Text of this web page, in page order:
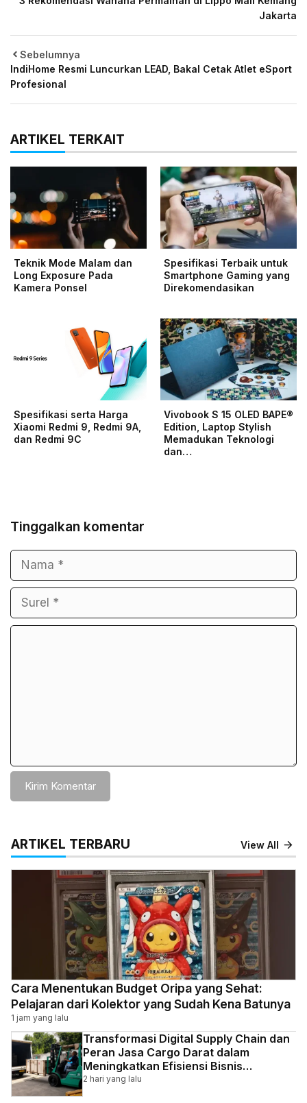
Sebelumnya
IndiHome Resmi Luncurkan LEAD, Bakal Cetak Atlet eSport
Profesional
Jakarta
ARTIKEL TERKAIT
Teknik Mode Malam dan
Long Exposure Pada
Kamera Ponsel
Spesifikasi Terbaik untuk
Smartphone Gaming yang
Direkomendasikan
Spesifikasi serta Harga
Xiaomi Redmi 9, Redmi 9A,
dan Redmi 9C
Vivobook S 15 OLED BAPE®
Edition, Laptop Stylish
Memadukan Teknologi
dan…
Tinggalkan komentar
Nama
Surel
Komentar
ARTIKEL TERBARU View All
Cara Menentukan Budget Oripa yang Sehat:
Pelajaran dari Kolektor yang Sudah Kena Batunya
1 jam yang lalu
Transformasi Digital Supply Chain dan
Peran Jasa Cargo Darat dalam
Meningkatkan Efisiensi Bisnis
Indonesia
2 hari yang lalu